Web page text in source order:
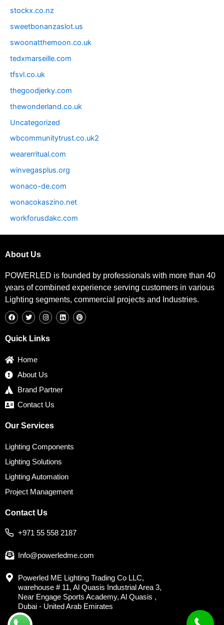
stockx.co.nz
sweetbonanzaslot.us
swoonatthemoon.co.uk
tedxmarseille.com
tfsvl.co.uk
thegoodjerky.com
thewonderland.co.uk
Uncategorized
wbcommunitytrust.co.uk2
wearerritual.com
winvegasplus.org
wonaco-de.com
wonacokaszino.net
workforusdakc.com
About Us
POWERLED is founded by professionals with more than 40
years of combined experience serving customers in various
Lighting segments, commercial projects and Industries.
a
c
o
w
i
t
e
n
s
g
i
n
i
n
Quick Links
Home
About Us
Brand Partner
Contact Us
Our Services
Lighting Components
Lighting Solutions
Lighting Automation
Project Management
Contact Us
+971 55 558 2187
Info@powerledme.com
Powerled ME Lighting Trading Co LLC,
warehouse # 11, Al Quasis Industrial Area 3,
Near Engage Sports Academy, Al Quasis ,
Dubai - United Arab Emirates